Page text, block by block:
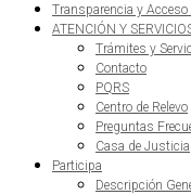
Transparencia y
ATENCIÓN Y
Trámites y
Contacto
PQRS
Centro de Relevo
Preguntas
Casa de Justicia
Participa
Descripción